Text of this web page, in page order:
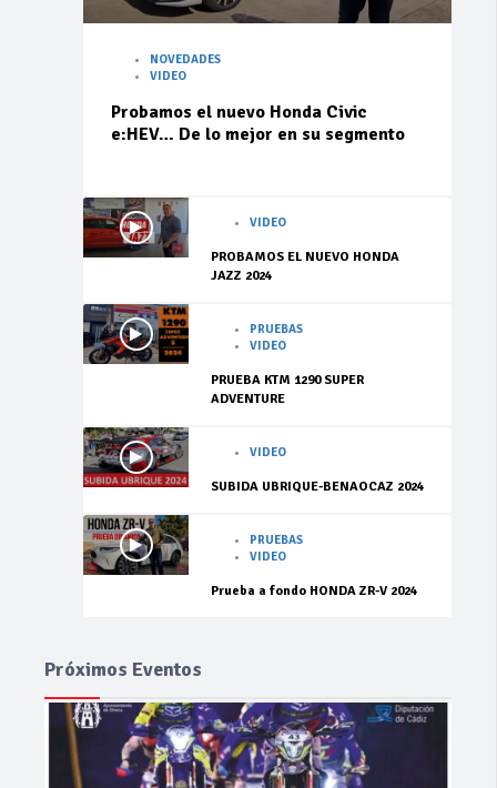
NOVEDADES
VIDEO
Probamos el nuevo Honda Civic
e:HEV… De lo mejor en su segmento
VIDEO
PROBAMOS EL NUEVO HONDA
JAZZ 2024
PRUEBAS
VIDEO
PRUEBA KTM 1290 SUPER
ADVENTURE
VIDEO
SUBIDA UBRIQUE-BENAOCAZ 2024
PRUEBAS
VIDEO
Prueba a fondo HONDA ZR-V 2024
Próximos Eventos